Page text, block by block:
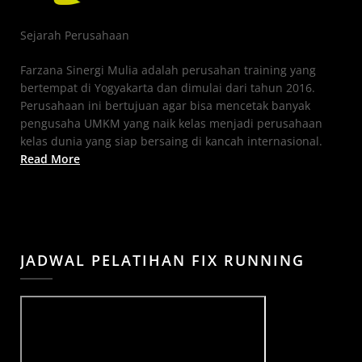
Sejarah Perusahaan
Farzana Sinergi Mulia adalah perusahan training yang
bertempat di Yogyakarta dan dimulai dari tahun 2016.
Perusahaan ini bertujuan agar bisa mencetak banyak
pengusaha UMKM yang naik kelas menjadi perusahaan
kelas dunia yang siap bersaing di kancah internasional.
Read More
JADWAL PELATIHAN FIX RUNNING